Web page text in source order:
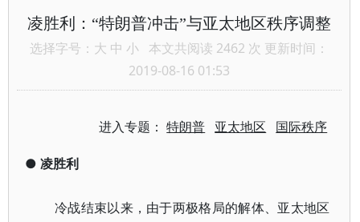
凌胜利：“特朗普冲击”与亚太地区秩序调整
选择字号： 大 中 小 本文共阅读 2462 次 更新时间：
2019-08-16 01:53
进入专题：特朗普 亚太地区 国际秩序
● 凌胜利
冷战结束以来，由于两极格局的解体、亚太地区